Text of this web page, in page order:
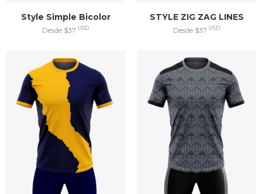
Style Simple Bicolor
Desde $37 USD
STYLE ZIG ZAG LINES
Desde $37 USD